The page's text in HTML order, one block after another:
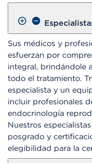
Sus médicos y
esfuerzan por
integral, brindándole
todo el tratamiento.
especialista y un
incluir profesionales
endocrinología
Nuestros
posgrado y
elegibilidad para la